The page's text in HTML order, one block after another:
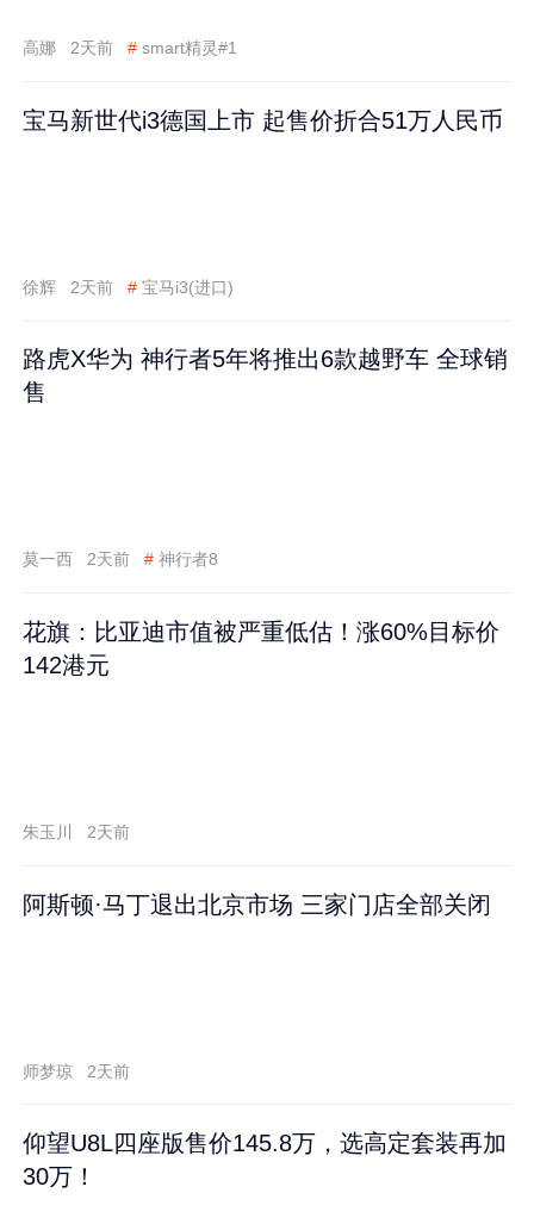
高娜 2天前 # smart精灵#1
宝马新世代i3德国上市 起售价折合51万人民币
徐辉 2天前 # 宝马i3(进口)
路虎X华为 神行者5年将推出6款越野车 全球销
售
莫一西 2天前 # 神行者8
花旗：比亚迪市值被严重低估！涨60%目标价
142港元
朱玉川 2天前
阿斯顿·马丁退出北京市场 三家门店全部关闭
师梦琼 2天前
仰望U8L四座版售价145.8万，选高定套装再加
30万！